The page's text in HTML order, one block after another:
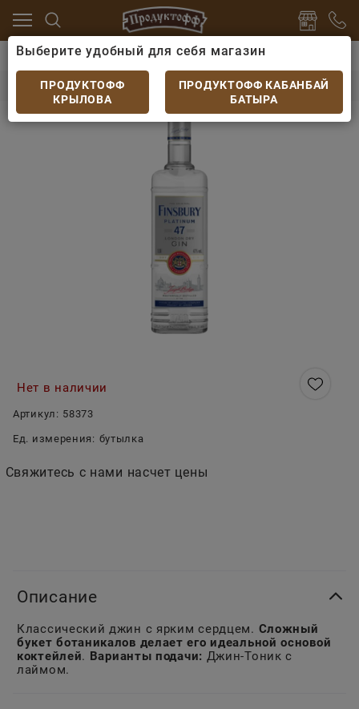
Джин, Текила
Джин Finsbury gin 6/
Джин Finsbury gin 6/100/47
Нет в наличии
Артикул: 58373
Ед. измерения: бутылка
Свяжитесь с нами насчет цены
Описание
Классический джин с ярким сердцем. Сложный
букет ботаникалов делает его идеальной основой
коктейлей. Варианты подачи: Джин-Тоник с
лаймом.
Выберите удобный для себя магазин
ПРОДУКТОФФ
КРЫЛОВА
ПРОДУКТОФФ КАБАНБАЙ
БАТЫРА